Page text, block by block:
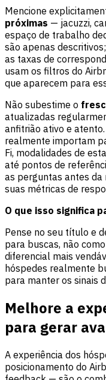
Mencione
próximas — jacuzzi,
espaço de trabalho
são apenas
as taxas de
usam os filtros do
que aparecem para
Não subestime o
atualizadas
anfitrião ativo e
realmente importam
Fi, modalidades de
até pontos de
as perguntas antes
suas métricas de
O que isso significa
Pense no seu título e
para buscas, não
diferencial mais
hóspedes realmente
para manter os sinais
Melhore a
para gerar
A experiência dos
posicionamento do